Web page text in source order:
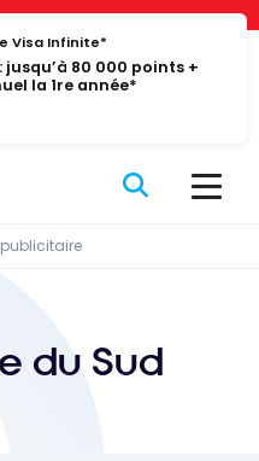
Visa Infinite*
80 000 points +
la 1re année*
du Sud